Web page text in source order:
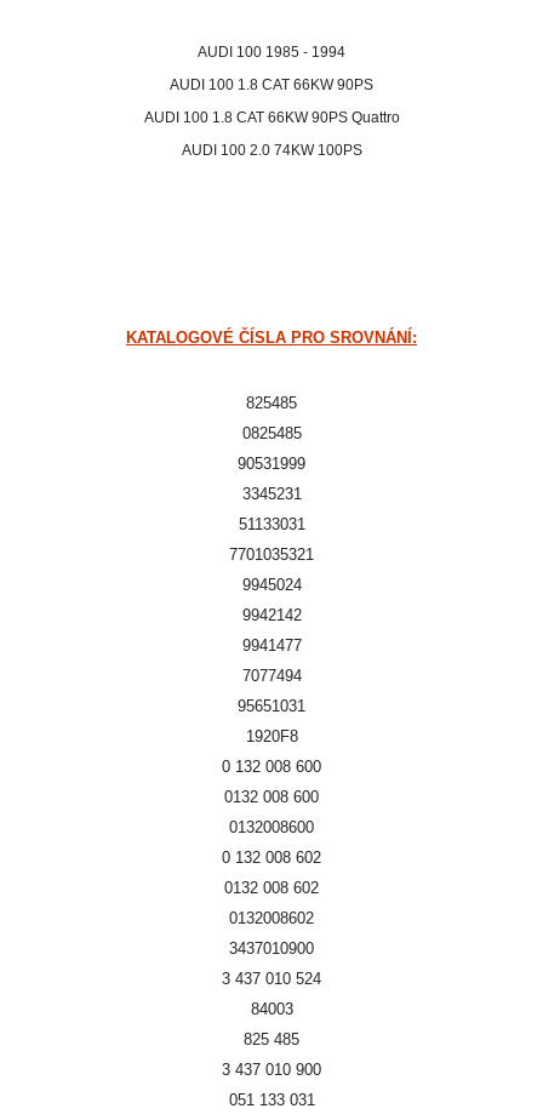
AUDI 100 1985 - 1994
AUDI 100 1.8 CAT 66KW 90PS
AUDI 100 1.8 CAT 66KW 90PS Quattro
AUDI 100 2.0 74KW 100PS
KATALOGOVÉ ČÍSLA PRO SROVNÁNÍ:
825485
0825485
90531999
3345231
51133031
7701035321
9945024
9942142
9941477
7077494
95651031
1920F8
0 132 008 600
0132 008 600
0132008600
0 132 008 602
0132 008 602
0132008602
3437010900
3 437 010 524
84003
825 485
3 437 010 900
051 133 031